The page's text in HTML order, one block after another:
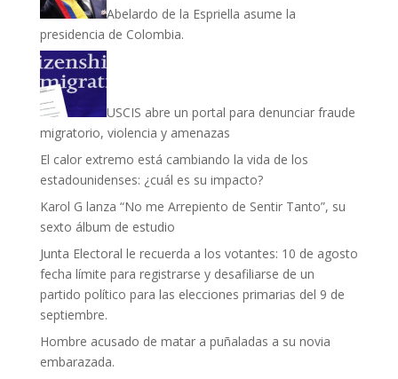
Abelardo de la Espriella asume la
presidencia de Colombia.
USCIS abre un portal para denunciar fraude
migratorio, violencia y amenazas
El calor extremo está cambiando la vida de los
estadounidenses: ¿cuál es su impacto?
Karol G lanza “No me Arrepiento de Sentir Tanto”, su
sexto álbum de estudio
Junta Electoral le recuerda a los votantes: 10 de agosto
fecha límite para registrarse y desafiliarse de un
partido político para las elecciones primarias del 9 de
septiembre.
Hombre acusado de matar a puñaladas a su novia
embarazada.